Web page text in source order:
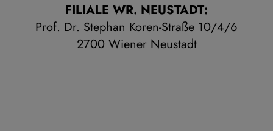
FILIALE WR. NEUSTADT:
Prof. Dr. Stephan Koren-Straße 10/4/6
2700 Wiener Neustadt